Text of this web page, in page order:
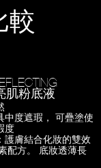
較
肌粉底液
度遮瑕， 可疊塗使
度
護膚結合化妝的雙效
配方。 底妝透薄長